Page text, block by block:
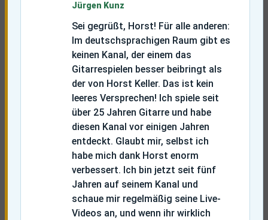
Jürgen Kunz
Sei gegrüßt, Horst! Für alle anderen:
Im deutschsprachigen Raum gibt es
keinen Kanal, der einem das
Gitarrespielen besser beibringt als
der von Horst Keller. Das ist kein
leeres Versprechen! Ich spiele seit
über 25 Jahren Gitarre und habe
diesen Kanal vor einigen Jahren
entdeckt. Glaubt mir, selbst ich
habe mich dank Horst enorm
verbessert. Ich bin jetzt seit fünf
Jahren auf seinem Kanal und
schaue mir regelmäßig seine Live-
Videos an, und wenn ihr wirklich